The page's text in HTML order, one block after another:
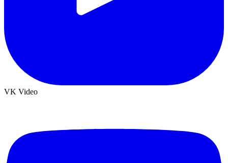
VK Video